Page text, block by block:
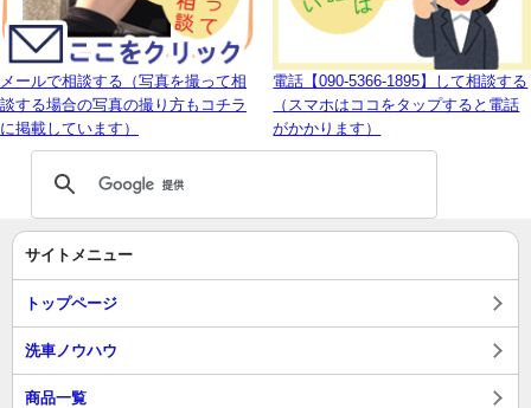
メールで相談する（写真を撮って相
談する場合の写真の撮り方もコチラ
に掲載しています）
電話【090-5366-1895】して相談する
（スマホはココをタップすると電話
がかかります）
サイトメニュー
トップページ
洗車ノウハウ
商品一覧